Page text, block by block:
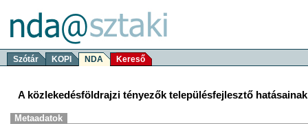
Szótár KOPI NDA Kereső
A közlekedésföldrajzi tényezők településfejlesztő
Metaadatok